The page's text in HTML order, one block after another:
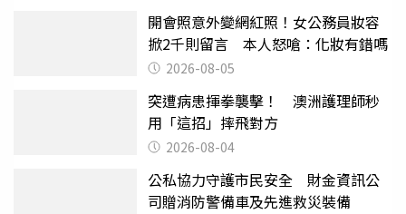
開會照意外變網紅照！女公務員妝容
掀2千則留言 本人怒嗆：化妝有錯嗎
2026-08-05
突遭病患揮拳襲擊！ 澳洲護理師秒
用「這招」摔飛對方
2026-08-04
公私協力守護市民安全 財金資訊公
司贈消防警備車及先進救災裝備